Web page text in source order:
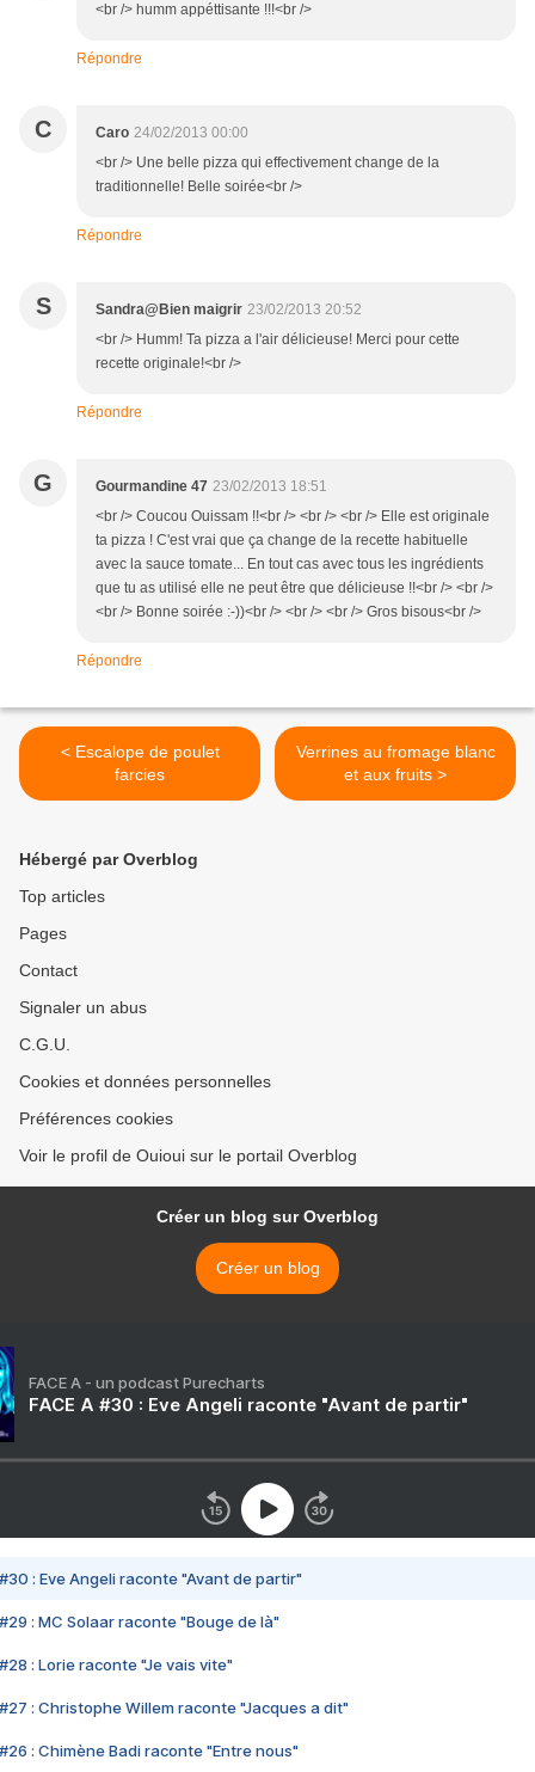
<br /> humm appéttisante !!!<br />
Répondre
C Caro 24/02/2013 00:00
<br /> Une belle pizza qui effectivement change de la
traditionnelle! Belle soirée<br />
Répondre
S Sandra@Bien maigrir 23/02/2013 20:52
<br /> Humm! Ta pizza a l'air délicieuse! Merci pour cette
recette originale!<br />
Répondre
G Gourmandine 47 23/02/2013 18:51
<br /> Coucou Ouissam !!<br /> <br /> <br /> Elle est originale
ta pizza ! C'est vrai que ça change de la recette habituelle
avec la sauce tomate... En tout cas avec tous les ingrédients
que tu as utilisé elle ne peut être que délicieuse !!<br /> <br />
<br /> Bonne soirée :-))<br /> <br /> <br /> Gros bisous<br />
Répondre
< Escalope de poulet
farcies
Verrines au fromage blanc
et aux fruits >
Hébergé par Overblog
Top articles
Pages
Contact
Signaler un abus
C.G.U.
Cookies et données personnelles
Préférences cookies
Voir le profil de Ouioui sur le portail Overblog
Créer un blog sur Overblog
Créer un blog
FACE A - un podcast Purecharts
FACE A #30 : Eve Angeli raconte "Avant de partir"
#30 : Eve Angeli raconte "Avant de partir"
#29 : MC Solaar raconte "Bouge de là"
#28 : Lorie raconte "Je vais vite"
#27 : Christophe Willem raconte "Jacques a dit"
#26 : Chimène Badi raconte "Entre nous"